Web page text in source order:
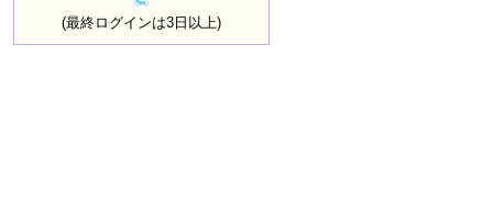
(最終ログインは3日以上)